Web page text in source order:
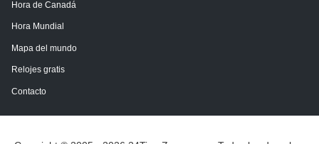
Hora de Canadá
Hora Mundial
Mapa del mundo
Relojes gratis
Contacto